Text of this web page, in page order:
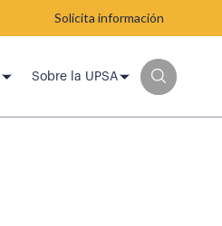
Solicita información
Sobre la UPSA